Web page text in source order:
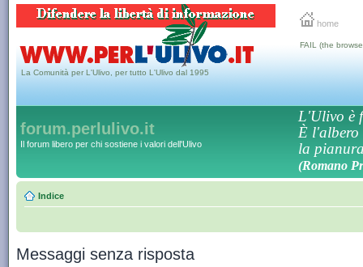
home
La Comunità per L'Ulivo, per tutto L'Ulivo dal 1995
FAIL (the
forum.perlulivo.it
Il forum libero per chi sostiene i valori dell'Ulivo
L'Ulivo è
È l'albero
la
(Romano
Indice
Messaggi senza risposta